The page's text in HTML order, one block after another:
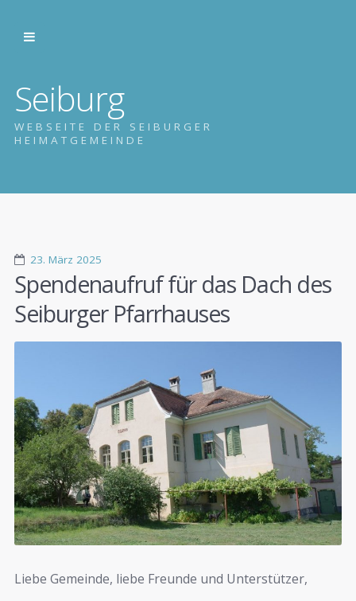
Seiburg
WEBSEITE DER SEIBURGER
HEIMATGEMEINDE
23. März 2025
Spendenaufruf für das Dach des
Seiburger Pfarrhauses
Liebe Gemeinde, liebe Freunde und Unterstützer,